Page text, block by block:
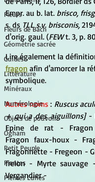
Fleurs
Fleurs de Bach
Géométrie sacrée
Guides
Littérature
Minéraux
Numérologie
Objets de pouvoir
Ogham
Petit Peuple
Plantes
Pleines Lunes
Empr. au b. lat. brisco,
s. ds TLL s.v. brisconis,
d'orig. gaul. (FEW t. 3, p.
Lire également la
fragon afin d'amorcer la
symbolique.
Autres noms : Ruscus
+ qui a des aiguillons] -
Epine de rat -
Fragon faux-houx -
Fragonnette - Fregeon -
frelon - Myrte
Vergandier -